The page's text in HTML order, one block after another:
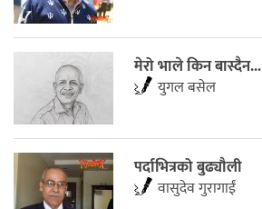
मेरो भाले किन बास्दैन...
युगल बसेल
पर्दाभित्रको बुढ्यौली
वासुदेव गुरागाईं